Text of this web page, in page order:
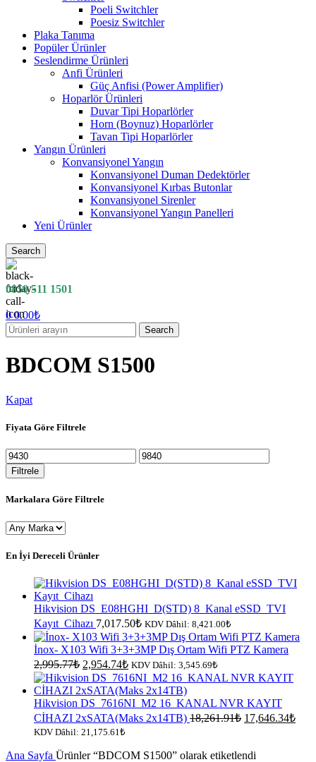
Poeli Switchler
Poesiz Switchler
Plaka Tanıma
Popüler Ürünler
Seslendirme Ürünleri
Anfi Ürünleri
Güç Anfisi (Power Amplifier)
Hoparlör Ürünleri
Duvar Tipi Hoparlörler
Horn (Boynuz) Hoparlörler
Tavan Tipi Hoparlörler
Yangın Ürünleri
Konvansiyonel Yangın
Konvansiyonel Duman Dedektörler
Konvansiyonel Kırbas Butonlar
Konvansiyonel Sirenler
Konvansiyonel Yangın Panelleri
Yeni Ürünler
Search
0850 511 1501
00.00₺
Search
BDCOM S1500
Kapat
Fiyata Göre Filtrele
En
düşük
fiyat
En
yüksek
Filtrele
Markalara Göre Filtrele
En İyi Dereceli Ürünler
Hikvision DS_E08HGHI_D(STD) 8_Kanal eSSD_TVI
Kayıt_Cihazı 7,017.50₺ KDV Dâhil: 8,421.00₺
İnox- X103 Wifi 3+3+3MP Dış Ortam Wifi PTZ Kamera
2,995.77₺ Orijinal
fiyat:
2,995.77₺.
2,954.74₺Şu
andaki
fiyat:
2,954.74₺.
KDV Dâhil: 3,545.69₺
Hikvision DS_7616NI_M2 16_KANAL NVR KAYIT
CİHAZI 2xSATA(Maks 2x14TB) 18,261.91₺ Orijinal
17,646.34₺Şu
KDV Dâhil: 21,175.61 ₺
Ana Sayfa Ürünler “BDCOM S1500” olarak etiketlendi